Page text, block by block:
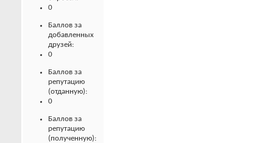
0
Баллов за
добавленных
друзей:
0
Баллов за
репутацию
(отданную):
0
Баллов за
репутацию
(полученную):